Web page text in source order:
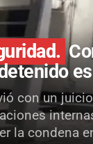
con un
la condena